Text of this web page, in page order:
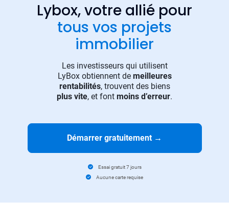
Lybox, votre allié pour
tous vos projets
immobilier
Les investisseurs qui utilisent
LyBox obtiennent de meilleures
rentabilités, trouvent des biens
plus vite, et font moins d’erreur.
Démarrer gratuitement →
Essai gratuit 7 jours
Aucune carte requise